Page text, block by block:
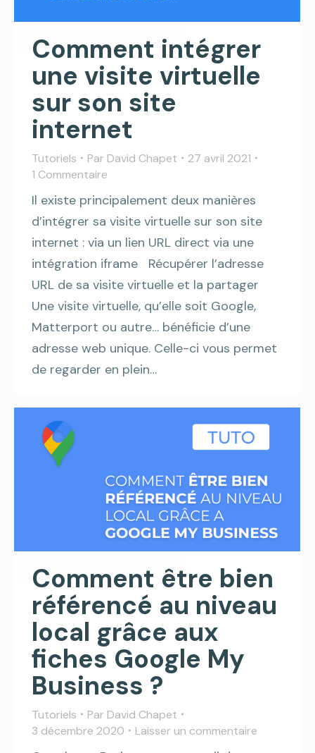
Comment intégrer
une visite virtuelle
sur son site
internet
Tutoriels Par David Chapet
27 avril 2021
1 Commentaire
Il existe principalement deux manières
d’intégrer sa visite virtuelle sur son site
internet : via un lien URL direct via une
intégration iframe Récupérer l’adresse
URL de sa visite virtuelle et la partager
Une visite virtuelle, qu’elle soit Google,
Matterport ou autre… bénéficie d’une
adresse web unique. Celle-ci vous permet
de regarder en plein…
Comment être bien
référencé au niveau
local grâce aux
fiches Google My
Business ?
Tutoriels Par David Chapet
3 décembre 2020
Laisser un commentaire